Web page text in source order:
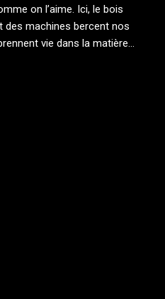
on l’aime. Ici, le bois
des machines bercent nos
vie dans la matière…